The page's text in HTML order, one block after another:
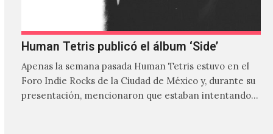
Human Tetris publicó el álbum ‘Side’
Apenas la semana pasada Human Tetris estuvo en el
Foro Indie Rocks de la Ciudad de México y, durante su
presentación, mencionaron que estaban intentando…